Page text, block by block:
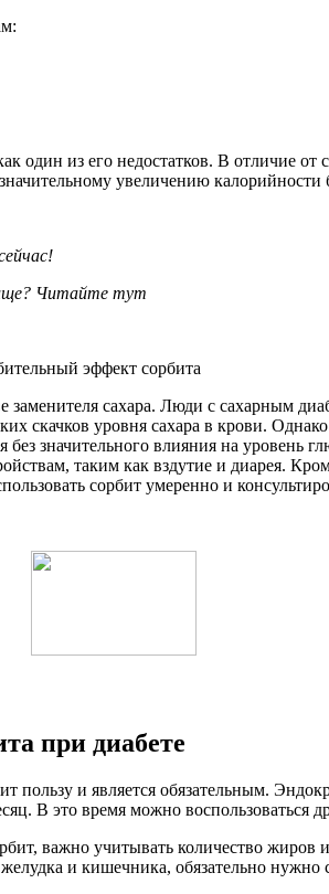
один из его недостатков. В отличие от
увеличению калорийности
Читайте тут
сахара. Люди с сахарным
скачков уровня сахара в крови.
значительного влияния на уровень
таким как вздутие и диарея.
сорбит умеренно и
при диабете
пользу и является обязательным.
В это время можно воспользоваться
важно учитывать количество жиров
и кишечника, обязательно нужно